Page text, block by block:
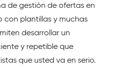
de gestión de ofertas en
con plantillas y muchas
desarrollar un
y repetible que
que usted va en serio.